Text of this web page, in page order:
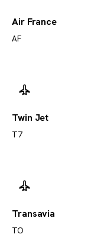
Air France
AF
Twin Jet
T7
Transavia
TO